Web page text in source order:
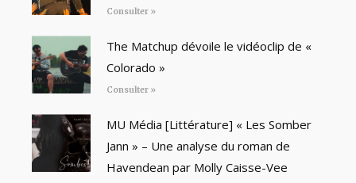
Consulter »
The Matchup dévoile le vidéoclip de «
Colorado »
Consulter »
MU Média [Littérature] « Les Somber
Jann » – Une analyse du roman de
Havendean par Molly Caisse-Vee